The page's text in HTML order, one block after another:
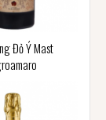
Đỏ Ý Mast